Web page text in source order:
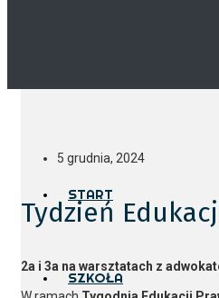
START
SZKOŁA
5 grudnia, 2024
Tydzień
2a i 3a na warsztatach z